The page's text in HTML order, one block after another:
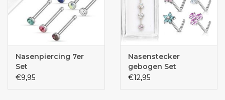
Nasenpiercing 7er
Set
€9,95
Nasenstecker
gebogen Set
Angebot
€12,95